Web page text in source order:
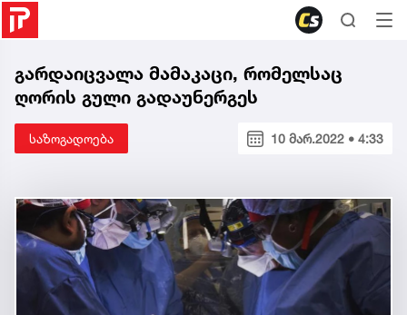
გარდაიცვალა მამაკაცი, რომელსაც
ღორის გული გადაუნერგეს
საზოგადოება 10 მარ.2022 • 4:33